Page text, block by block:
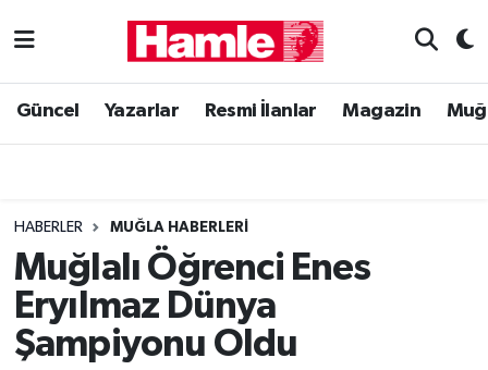
Güncel Yazarlar Resmi İlanlar Magazin
HABERLER MUĞLA HABERLERI
Muğlalı Öğrenci Enes
Eryılmaz Dünya
Şampiyonu Oldu
Güncel
Magazin
Muğla Haber
Siyaset
Muğla Nöbetçi Eczaneler
Muğla Trafik Yoğunluk Haritası
Süper Lig Puan Durumu ve Fikstür
Tüm Manşetler